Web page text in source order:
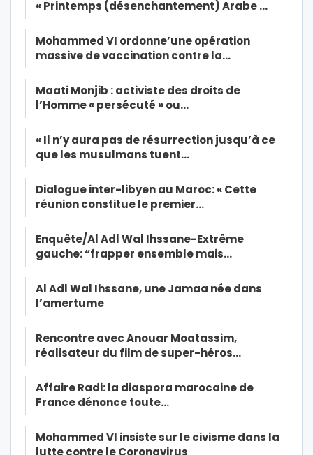
« Printemps (désenchantement) Arabe …
Mohammed VI ordonne’une opération
massive de vaccination contre la…
Maati Monjib : activiste des droits de
l’Homme « persécuté » ou…
« Il n’y aura pas de résurrection jusqu’à ce
que les musulmans tuent…
Dialogue inter-libyen au Maroc: « Cette
réunion constitue le premier…
Enquête/Al Adl Wal Ihssane-Extrême
gauche: “frapper ensemble mais…
Al Adl Wal Ihssane, une Jamaa née dans
l’amertume
Rencontre avec Anouar Moatassim,
réalisateur du film de super-héros…
Affaire Radi: la diaspora marocaine de
France dénonce toute…
Mohammed VI insiste sur le civisme dans la
lutte contre le Coronavirus